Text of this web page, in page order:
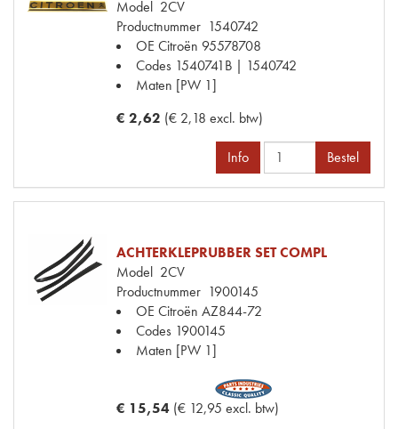
Model 2CV
Productnummer 1540742
OE Citroën 95578708
Codes 1540741B | 1540742
Maten [PW 1]
€ 2,62 (€ 2,18 excl. btw)
Info Bestel
ACHTERKLEPRUBBER SET COMPL
Model 2CV
Productnummer 1900145
OE Citroën AZ844-72
Codes 1900145
Maten [PW 1]
€ 15,54 (€ 12,95 excl. btw)